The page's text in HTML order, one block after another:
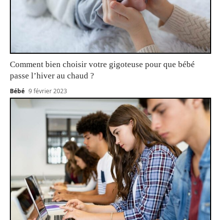
Comment bien choisir votre gigoteuse pour que bébé
passe l’hiver au chaud ?
Bébé 9 février 2023